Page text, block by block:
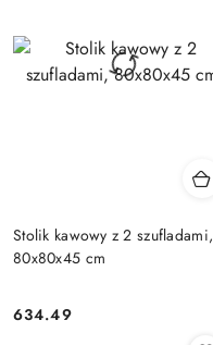
Stolik kawowy z 2 szufladami,
80x80x45 cm
Cena:
634.49